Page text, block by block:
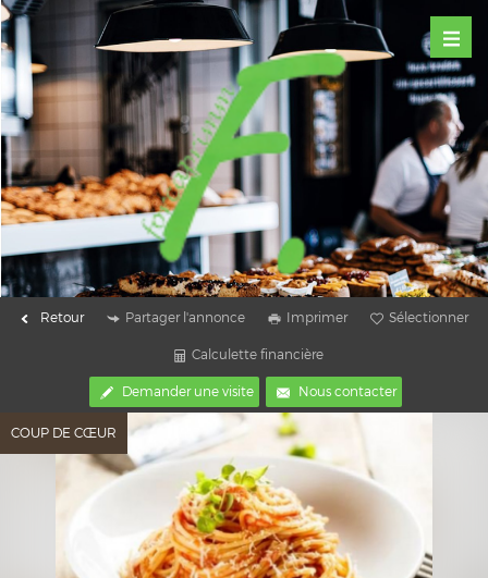
Retour Partager l'annonce Imprimer Sélectionner
Calculette financière
Demander une visite Nous contacter
COUP DE CŒUR